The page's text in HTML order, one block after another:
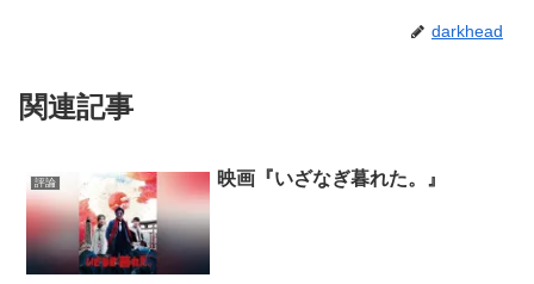
darkhead
関連記事
評論 映画『いざなぎ暮れた。』